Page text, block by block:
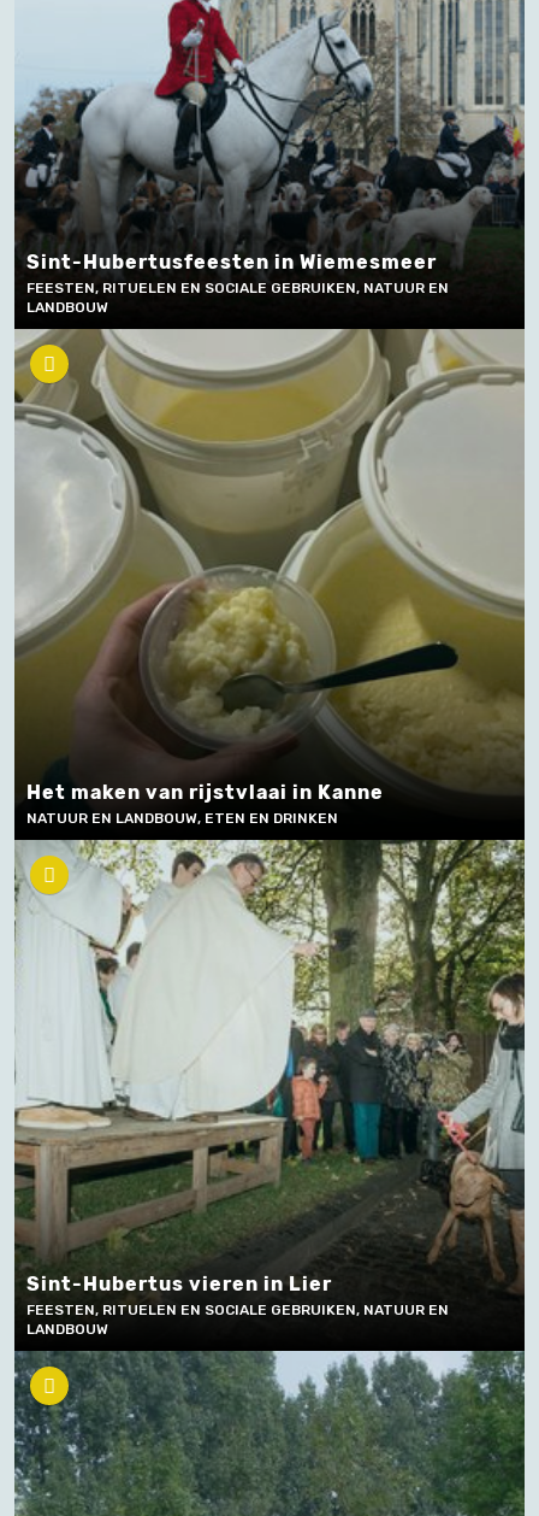
Sint-Hubertusfeesten in Wiemesmeer
FEESTEN, RITUELEN EN SOCIALE GEBRUIKEN, NATUUR EN
LANDBOUW
Het maken van rijstvlaai in Kanne
NATUUR EN LANDBOUW, ETEN EN DRINKEN
Sint-Hubertus vieren in Lier
FEESTEN, RITUELEN EN SOCIALE GEBRUIKEN, NATUUR EN
LANDBOUW